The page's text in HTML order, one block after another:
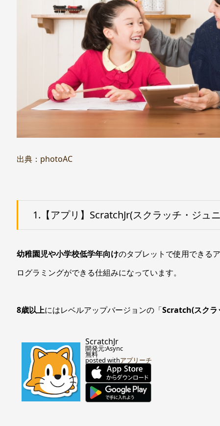
出典：photoAC
1.【アプリ】ScratchJr(スクラッチ・ジュ
幼稚園児や小学校低学年向けのタブレットで使用できる
ログラミングができる仕組みになっています。
8歳以上にはレベルアップバージョンの「Scratch(スクラ
ScratchJr
開発元:Async
無料
posted withアプリーチ